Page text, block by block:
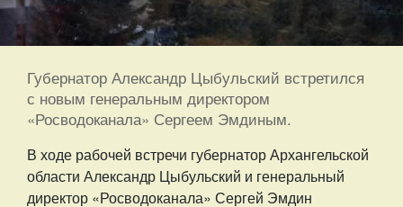
Губернатор Александр Цыбульский встретился
с новым генеральным директором
«Росводоканала» Сергеем Эмдиным.
В ходе рабочей встречи губернатор Архангельской
области Александр Цыбульский и генеральный
директор «Росводоканала» Сергей Эмдин